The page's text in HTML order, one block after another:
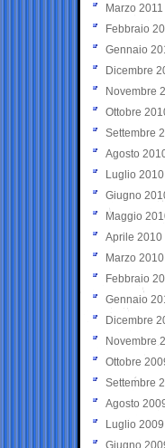
Marzo 2011
Febbraio
Gennaio
Dicembre
Novembre
Ottobre
Settembre
Agosto
Luglio 2010
Giugno
Maggio
Aprile 2010
Marzo 2010
Febbraio
Gennaio
Dicembre
Novembre
Ottobre
Settembre
Agosto
Luglio 2009
Giugno